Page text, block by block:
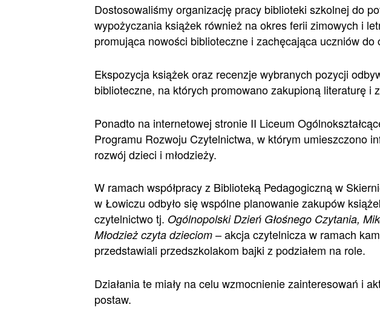
Dostosowaliśmy organizację pracy biblioteki szkolnej do
wypożyczania książek również na okres ferii zimowych i
promująca nowości biblioteczne i zachęcająca uczniów do
Ekspozycja książek oraz recenzje wybranych pozycji
biblioteczne, na których promowano zakupioną literaturę i
Ponadto na internetowej stronie II Liceum
Programu Rozwoju Czytelnictwa, w którym umieszczono
rozwój dzieci i młodzieży.
W ramach współpracy z Biblioteką Pedagogiczną w
w Łowiczu odbyło się wspólne planowanie zakupów
czytelnictwo tj. Ogólnopolski Dzień Głośnego Czytania,
Młodzież czyta dzieciom – akcja czytelnicza w ramach
przedstawiali przedszkolakom bajki z podziałem na role.
Działania te miały na celu wzmocnienie zainteresowań i
postaw.